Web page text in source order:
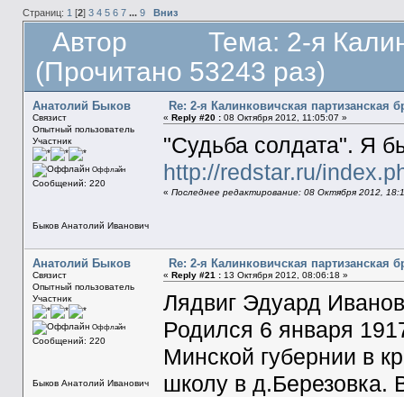
Страниц: 1 [2] 3 4 5 6 7 ... 9 Вниз
Автор
Тема: 2-я
(Прочитано 53243 раз)
Анатолий Быков
Связист
Опытный пользователь
Участник
Оффлайн
Сообщений: 220
Быков Анатолий Иванович
Re: 2-я Калинковичская партизанская
« Reply #20 :08 Октября 2012, 11:05:07 »
"Судьба солдата". Я
http://redstar.ru/
« Последнее редактирование: 08 Октября 2012,
Анатолий Быков
Связист
Опытный пользователь
Участник
Оффлайн
Сообщений: 220
Быков Анатолий Иванович
Re: 2-я Калинковичская партизанская
« Reply #21 :13 Октября 2012, 08:06:18 »
Лядвиг Эдуард
Родился 6 января
Минской губернии в
школу в д.Березовка.